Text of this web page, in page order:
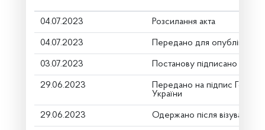
04.07.2023 Розсилання акта
04.07.2023 Передано для
03.07.2023 Постанову підписано
29.06.2023
Передано на підпис Голові
України
29.06.2023 Одержано після візування